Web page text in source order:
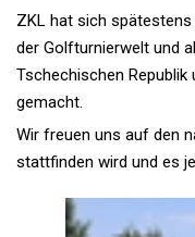
ZKL hat sich
der Golfturnierwelt und
Tschechischen Republik
gemacht.
Wir freuen uns auf den
stattfinden wird und es